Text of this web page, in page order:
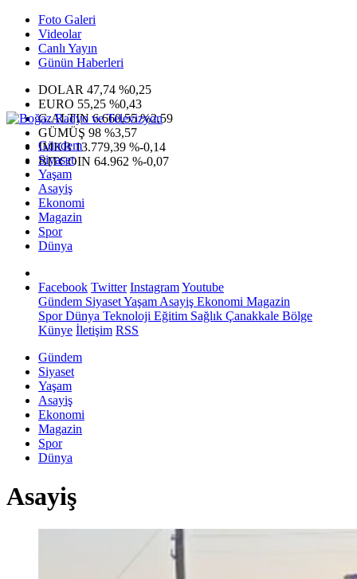
Foto Galeri
Videolar
Canlı Yayın
Günün Haberleri
DOLAR 47,74 %0,25
EURO 55,25 %0,43
G.ALTIN6.660,55 %2,59
GÜMÜŞ 98 %3,57
IMKB13.779,39 %-0,14
BITCOIN 64.962 %-0,07
Gündem
Siyaset
Yaşam
Asayiş
Ekonomi
Magazin
Spor
Dünya
Facebook Twitter InstagramYoutube
Gündem SiyasetYaşam Asayiş Ekonomi Magazin
SporDünya Teknoloji Eğitim Sağlık Çanakkale Bölge
Künye İletişim RSS
Gündem
Siyaset
Yaşam
Asayiş
Ekonomi
Magazin
Spor
Dünya
Asayiş